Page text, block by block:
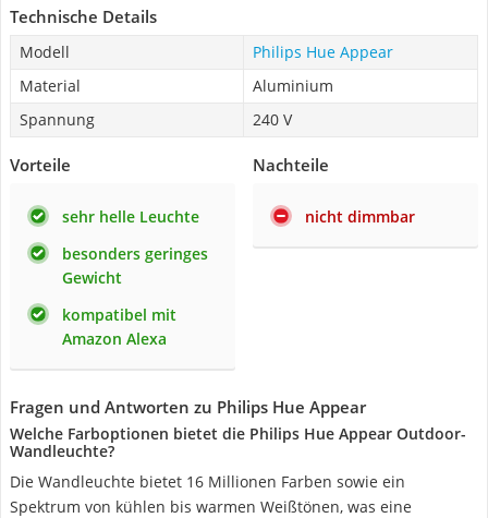
Technische Details
Modell
Philips Hue Appear
Material
Aluminium
Spannung
240 V
Vorteile
sehr helle Leuchte
besonders geringes
Gewicht
kompatibel mit
Amazon Alexa
Nachteile
nicht dimmbar
Fragen und Antworten zu Philips Hue Appear
Welche Farboptionen bietet die Philips Hue Appear Outdoor-
Wandleuchte?
Die Wandleuchte bietet 16 Millionen Farben sowie ein
Spektrum von kühlen bis warmen Weißtönen, was eine